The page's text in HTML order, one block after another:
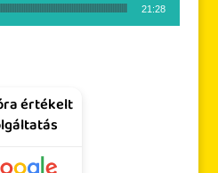
21:28
értékelt